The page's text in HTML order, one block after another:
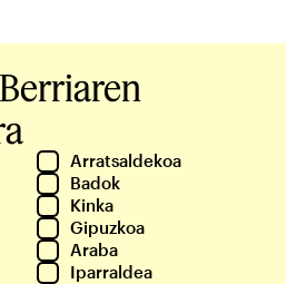
Arratsaldekoa
Badok
Kinka
Gipuzkoa
Araba
Iparraldea